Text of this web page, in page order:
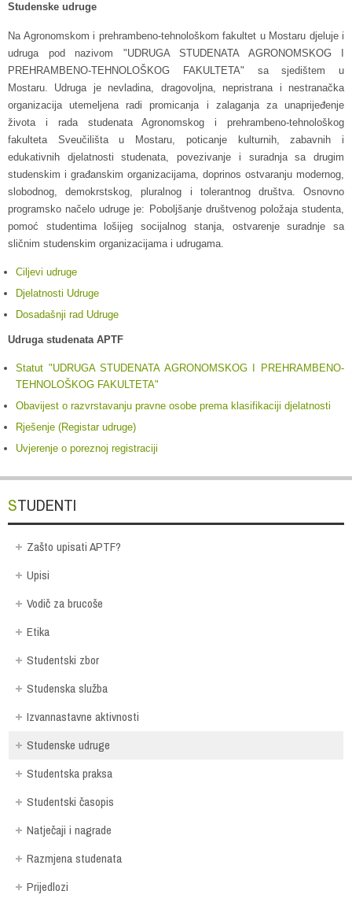
Studenske udruge
Na Agronomskom i prehrambeno-tehnološkom fakultet u Mostaru djeluje i
udruga pod nazivom "UDRUGA STUDENATA AGRONOMSKOG I
PREHRAMBENO-TEHNOLOŠKOG FAKULTETA" sa sjedištem u
Mostaru. Udruga je nevladina, dragovoljna, nepristrana i nestranačka
organizacija utemeljena radi promicanja i zalaganja za unaprijeđenje
života i rada studenata Agronomskog i prehrambeno-tehnološkog
fakulteta Sveučilišta u Mostaru, poticanje kulturnih, zabavnih i
edukativnih djelatnosti studenata, povezivanje i suradnja sa drugim
studenskim i građanskim organizacijama, doprinos ostvaranju modernog,
slobodnog, demokrstskog, pluralnog i tolerantnog društva. Osnovno
programsko načelo udruge je: Poboljšanje društvenog položaja studenta,
pomoć studentima lošijeg socijalnog stanja, ostvarenje suradnje sa
sličnim studenskim organizacijama i udrugama.
Ciljevi udruge
Djelatnosti Udruge
Dosadašnji rad Udruge
Udruga studenata APTF
Statut "UDRUGA STUDENATA AGRONOMSKOG I PREHRAMBENO-
TEHNOLOŠKOG FAKULTETA"
Obavijest o razvrstavanju pravne osobe prema klasifikaciji djelatnosti
Rješenje (Registar udruge)
Uvjerenje o poreznoj registraciji
STUDENTI
Zašto upisati APTF?
Upisi
Vodič za brucoše
Etika
Studentski zbor
Studenska služba
Izvannastavne aktivnosti
Studenske udruge
Studentska praksa
Studentski časopis
Natječaji i nagrade
Razmjena studenata
Prijedlozi